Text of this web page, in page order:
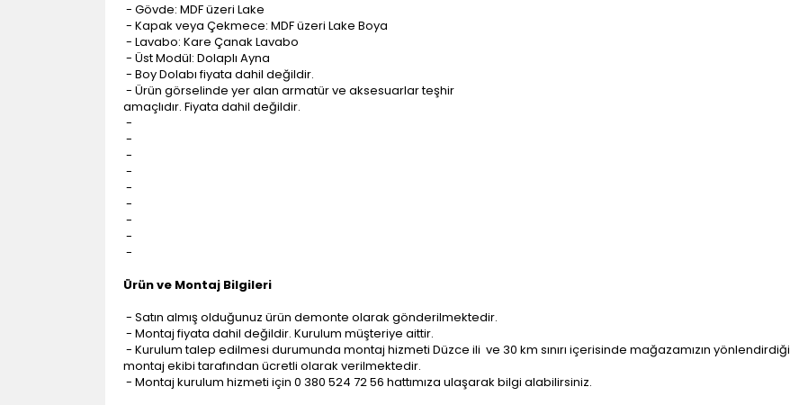
- Gövde: MDF üzeri Lake
- Kapak veya Çekmece: MDF üzeri Lake Boya
- Lavabo: Kare Çanak Lavabo
- Üst Modül: Dolaplı Ayna
- Boy Dolabı fiyata dahil değildir.
- Ürün görselinde yer alan armatür ve aksesuarlar teşhir
amaçlıdır. Fiyata dahil değildir.
-
-
-
-
-
-
-
-
-
Ürün ve Montaj Bilgileri
- Satın almış olduğunuz ürün demonte olarak gönderilmektedir.
- Montaj fiyata dahil değildir. Kurulum müşteriye aittir.
- Kurulum talep edilmesi durumunda montaj hizmeti Düzce ili ve 30 km sınırı içerisinde mağazamızın yönlendirdiği
montaj ekibi tarafından ücretli olarak verilmektedir.
- Montaj kurulum hizmeti için 0 380 524 72 56 hattımıza ulaşarak bilgi alabilirsiniz.